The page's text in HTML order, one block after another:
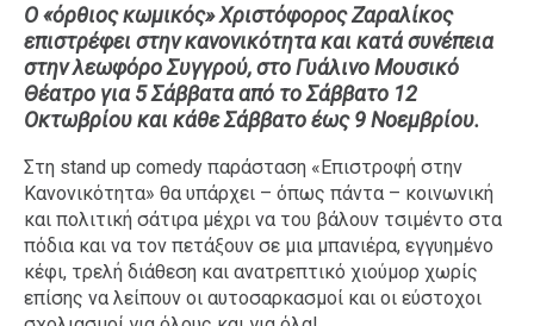
Ο «όρθιος κωμικός» Χριστόφορος Ζαραλίκος
επιστρέφει στην κανονικότητα και κατά συνέπεια
στην λεωφόρο Συγγρού, στο Γυάλινο Μουσικό
Θέατρο για 5 Σάββατα από το Σάββατο 12
Οκτωβρίου και κάθε Σάββατο έως 9 Νοεμβρίου.
Στη stand up comedy παράσταση «Επιστροφή στην
Κανονικότητα» θα υπάρχει – όπως πάντα – κοινωνική
και πολιτική σάτιρα μέχρι να του βάλουν τσιμέντο στα
πόδια και να τον πετάξουν σε μια μπανιέρα, εγγυημένο
κέφι, τρελή διάθεση και ανατρεπτικό χιούμορ χωρίς
επίσης να λείπουν οι αυτοσαρκασμοί και οι εύστοχοι